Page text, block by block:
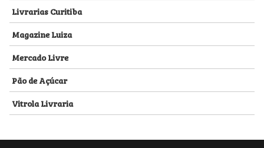
Livrarias Curitiba
Magazine Luiza
Mercado Livre
Pão de Açúcar
Vitrola Livraria